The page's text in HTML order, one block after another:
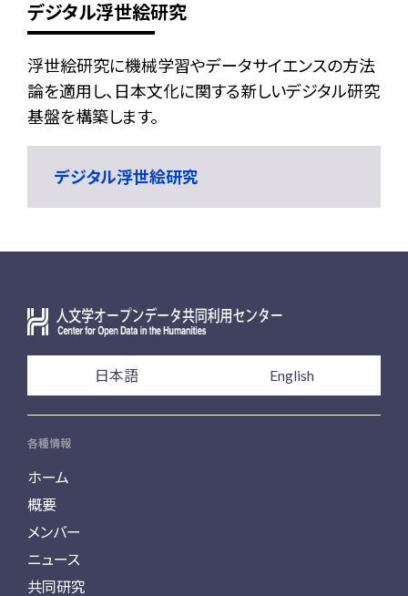
デジタル浮世絵研究
浮世絵研究に機械学習やデータサイエンスの方法
論を適用し、日本文化に関する新しいデジタル研究
基盤を構築します。
デジタル浮世絵研究
日本語 English
各種情報
ホーム
概要
メンバー
ニュース
共同研究